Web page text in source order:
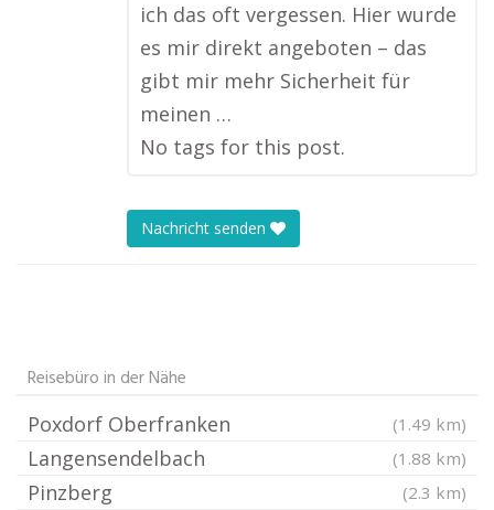
ich das oft vergessen. Hier wurde
es mir direkt angeboten – das
gibt mir mehr Sicherheit für
meinen …
No tags for this post.
Nachricht senden
Reisebüro in der Nähe
Poxdorf Oberfranken (1.49 km)
Langensendelbach (1.88 km)
Pinzberg (2.3 km)